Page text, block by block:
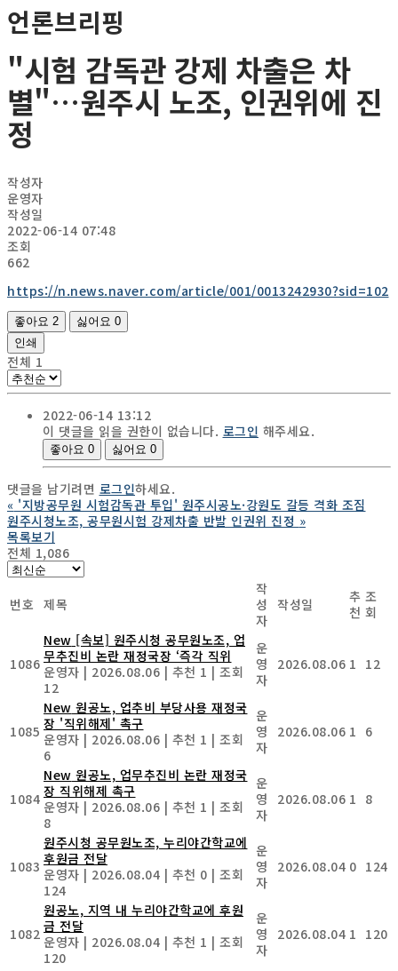
언론브리핑
"시험 감독관 강제 차출은 차
별"…원주시 노조, 인권위에 진
정
작성자
운영자
작성일
2022-06-14 07:48
조회
662
https://n.news.naver.com/article/001/0013242930?sid=102
좋아요 2 싫어요 0
인쇄
전체 1
2022-06-14 13:12
이 댓글을 읽을 권한이 없습니다. 로그인 해주세요.
좋아요 0 싫어요 0
댓글을 남기려면 로그인하세요.
« '지방공무원 시험감독관 투입' 원주시공노·강원도 갈등 격화 조짐
원주시청노조, 공무원시험 강제차출 반발 인권위 진정 »
목록보기
전체 1,086
번호 제목
작
성
자
작성일
추
천
조
회
1086
New [속보] 원주시청 공무원노조, 업
무추진비 논란 재정국장 ‘즉각 직위
운영자 | 2026.08.06 | 추천 1 | 조회
12
운
영
자
2026.08.06 1 12
1085
New 원공노, 업추비 부당사용 재정국
장 '직위해제' 촉구
운영자 | 2026.08.06 | 추천 1 | 조회
6
운
영
자
2026.08.06 1 6
1084
New 원공노, 업무추진비 논란 재정국
장 직위해제 촉구
운영자 | 2026.08.06 | 추천 1 | 조회
8
운
영
자
2026.08.06 1 8
1083
원주시청 공무원노조, 누리야간학교에
후원금 전달
운영자 | 2026.08.04 | 추천 0 | 조회
124
운
영
자
2026.08.04 0 124
1082
원공노, 지역 내 누리야간학교에 후원
금 전달
운영자 | 2026.08.04 | 추천 1 | 조회
120
운
영
자
2026.08.04 1 120